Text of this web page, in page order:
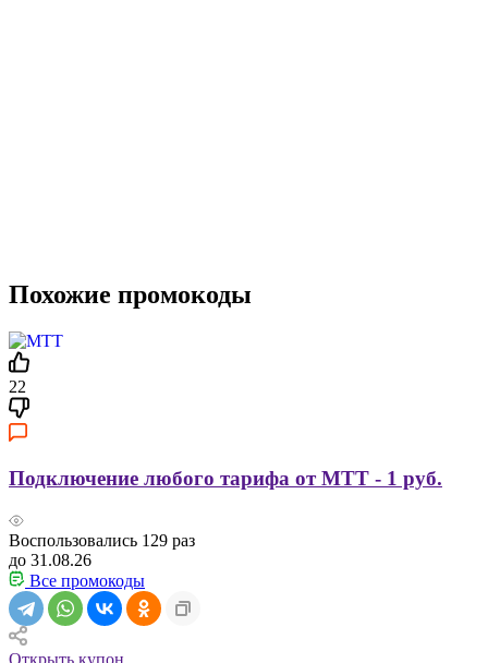
Похожие промокоды
22
Подключение любого тарифа от МТТ - 1 руб.
Воспользовались 129 раз
до 31.08.26
Все промокоды
Открыть купон